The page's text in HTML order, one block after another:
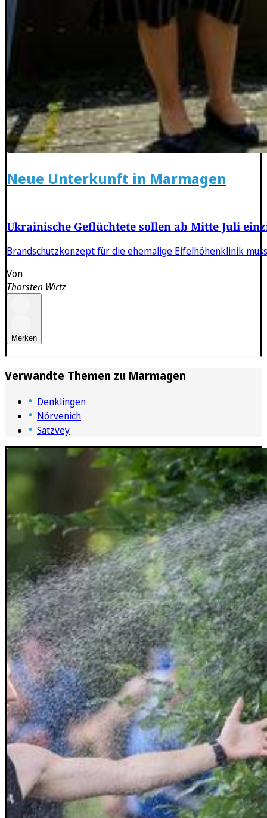
Neue Unterkunft in Marmagen
Ukrainische Geflüchtete sollen ab Mitte Juli
Brandschutzkonzept für die ehemalige Eifelhöhenklinik
Von
Thorsten Wirtz
Merken
Verwandte Themen zu Marmagen
Denklingen
Nörvenich
Satzvey